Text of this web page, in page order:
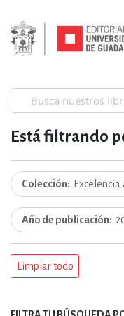
Está filtrando
Colección Excelencia
Año de publicación
Limpiar todo